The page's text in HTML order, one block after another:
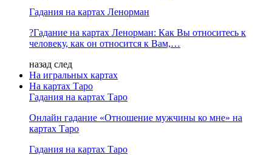
Гадания на картах Ленорман
?Гадание на картах Ленорман: Как Вы относитесь к
человеку, как он относится к Вам,…
назад след
На игральных картах
На картах Таро
Гадания на картах Таро
Онлайн гадание «Отношение мужчины ко мне» на
картах Таро
Гадания на картах Таро